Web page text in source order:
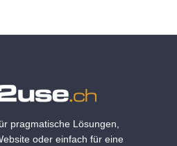
pragmatische Lösungen,
oder einfach für eine